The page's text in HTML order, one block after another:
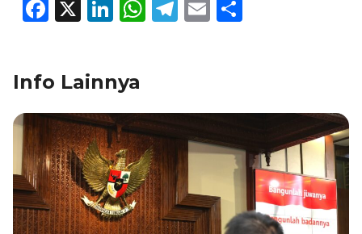
F
e
b
o
o
k
X
Li
e
dI
n
W
A
p
p
T
a
m
E
Info Lainnya